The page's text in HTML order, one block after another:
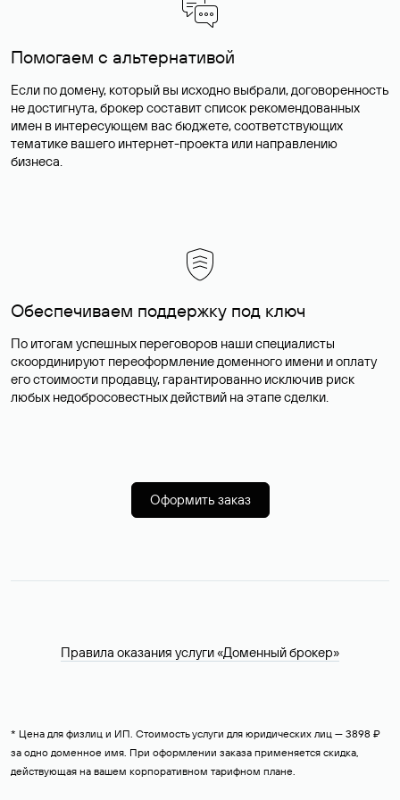
Помогаем с альтернативой
Если по домену, который вы исходно выбрали, договоренность
не достигнута, брокер составит список рекомендованных
имен в интересующем вас бюджете, соответствующих
тематике вашего интернет-проекта или направлению
бизнеса.
Обеспечиваем поддержку под ключ
По итогам успешных переговоров наши специалисты
скоординируют переоформление доменного имени и оплату
его стоимости продавцу, гарантированно исключив риск
любых недобросовестных действий на этапе сделки.
Оформить заказ
Правила оказания услуги «Доменный брокер»
* Цена для физлиц и ИП. Стоимость услуги для юридических лиц — 3898 ₽
за одно доменное имя. При оформлении заказа применяется скидка,
действующая на вашем корпоративном тарифном плане.